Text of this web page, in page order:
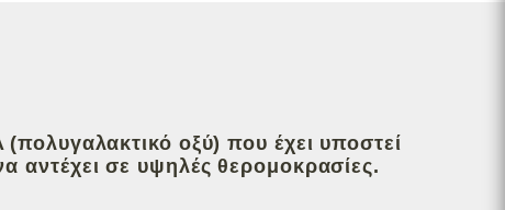
(πολυγαλακτικό οξύ) που έχει υποστεί
αντέχει σε υψηλές θερομοκρασίες.